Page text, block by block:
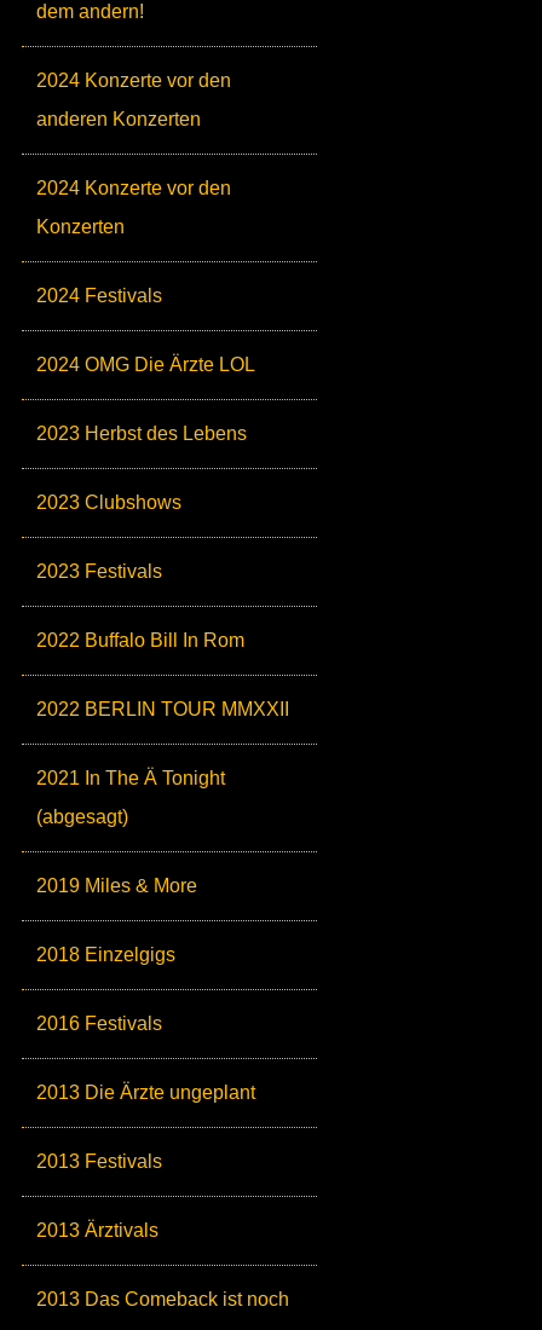
dem andern!
2024 Konzerte vor den
anderen Konzerten
2024 Konzerte vor den
Konzerten
2024 Festivals
2024 OMG Die Ärzte LOL
2023 Herbst des Lebens
2023 Clubshows
2023 Festivals
2022 Buffalo Bill In Rom
2022 BERLIN TOUR MMXXII
2021 In The Ä Tonight
(abgesagt)
2019 Miles & More
2018 Einzelgigs
2016 Festivals
2013 Die Ärzte ungeplant
2013 Festivals
2013 Ärztivals
2013 Das Comeback ist noch